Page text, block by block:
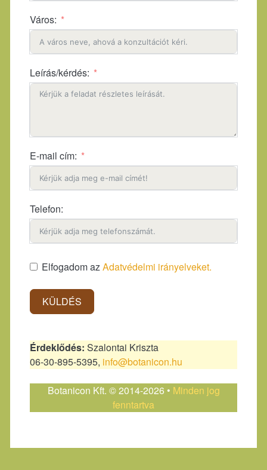
Város:
Leírás/kérdés:
E-mail cím:
Telefon:
Elfogadom azAdatvédelmi irányelveket.
KÜLDÉS
Érdeklődés: Szalontai Kriszta
06-30-895-5395, info@botanicon.hu
Botanicon Kft. © 2014-2026 • Minden jog
fenntartva